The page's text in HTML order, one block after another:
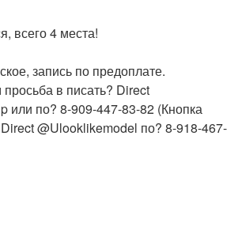
всего 4 места!
запись по предоплате.
в писать? Direct
или по? 8-909-447-83-82 (Кнопка
@Ulooklikemodel по? 8-918-467-